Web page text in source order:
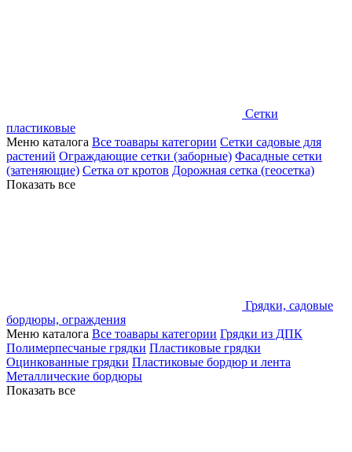
Сетки
пластиковые
Меню каталога Все тоавары категории Сетки садовые для
растений Ограждающие сетки (заборные) Фасадные сетки
(затеняющие) Сетка от кротов Дорожная сетка (геосетка)
Показать все
Грядки, садовые
бордюры, ограждения
Меню каталога Все тоавары категории Грядки из ДПК
Полимерпесчаные грядки Пластиковые грядки
Оцинкованные грядки Пластиковые бордюр и лента
Металлические бордюры
Показать все